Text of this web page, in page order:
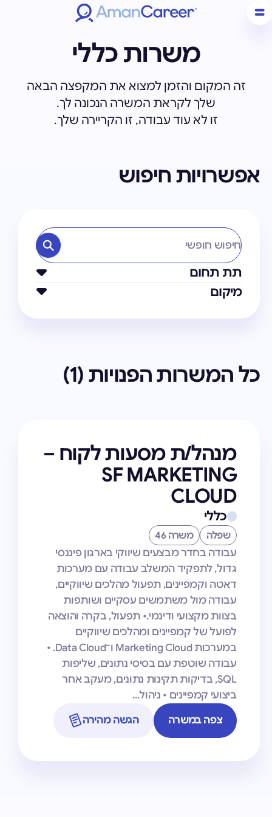
משרות כללי
זה המקום והזמן למצוא את המקפצה הבאה
שלך לקראת המשרה הנכונה לך.
זו לא עוד עבודה, זו הקריירה שלך.
אפשרויות חיפוש
חיפוש חופשי
תת תחום
מיקום
כל המשרות הפנויות (1
)
מנהל/ת מסעות לקוח –
SF MARKETING
CLOUD
כללי
שפלה משרה 46
עבודה בחדר מבצעים שיווקי בארגון פיננסי
גדול, לתפקיד המשלב עבודה עם מערכות
דאטה וקמפיינים, תפעול מהלכים שיווקיים,
עבודה מול משתמשים עסקיים ושותפות
בצוות מקצועי ודינמי.• תפעול, בקרה והוצאה
לפועל של קמפיינים ומהלכים שיווקיים
במערכות Marketing Cloud ו־Data Cloud. •
עבודה שוטפת עם בסיסי נתונים, שליפות
SQL, בדיקות תקינות נתונים, מעקב אחר
ביצועי קמפיינים • ניהול…
צפה במשרה
הגשה מהירה